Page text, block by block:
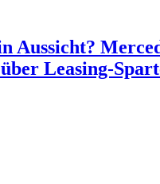
Aussicht?
Leasing-